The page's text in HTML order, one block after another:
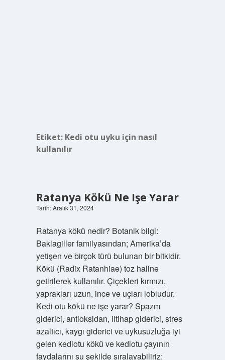
Etiket: Kedi otu uyku için nasıl
kullanılır
Ratanya Kökü Ne Işe Yarar
Tarih: Aralık 31, 2024
Ratanya kökü nedir? Botanik bilgi:
Baklagiller familyasından; Amerika’da
yetişen ve birçok türü bulunan bir bitkidir.
Kökü (Radix Ratanhiae) toz haline
getirilerek kullanılır. Çiçekleri kırmızı,
yaprakları uzun, ince ve uçları lobludur.
Kedi otu kökü ne işe yarar? Spazm
giderici, antioksidan, iltihap giderici, stres
azaltıcı, kaygı giderici ve uykusuzluğa iyi
gelen kediotu kökü ve kediotu çayının
faydalarını şu şekilde sıralayabiliriz: